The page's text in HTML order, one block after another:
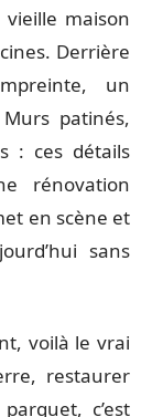
maison
Derrière
un
patinés,
: ces détails
rénovation
en scène et
sans
voilà le vrai
restaurer
c’est